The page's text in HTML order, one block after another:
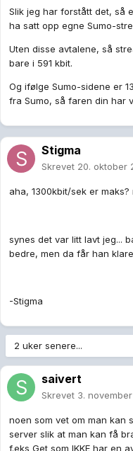
Slik jeg har forstått det, så
ha satt opp egne Sumo-
Uten disse avtalene, så
bare i 591 kbit.
Og ifølge Sumo-sidene er
fra Sumo, så faren din har
Stigma
Skrevet 20. oktober
aha, 1300kbit/sek er maks?
synes det var litt lavt jeg...
bedre, men da får han
-Stigma
2 uker senere...
saivert
Skrevet 3.
noen som vet om man kan
server slik at man kan få
f.eks Get som IKKE har en